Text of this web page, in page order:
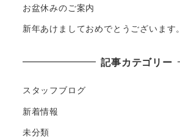
お盆休みのご案内
新年あけましておめでとうございます。
記事カテゴリー
スタッフブログ
新着情報
未分類